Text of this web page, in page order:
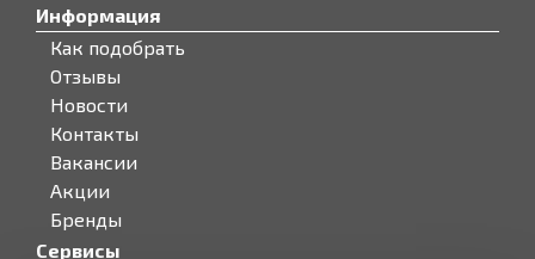
Информация
Как подобрать
Отзывы
Новости
Контакты
Вакансии
Акции
Бренды
Сервисы